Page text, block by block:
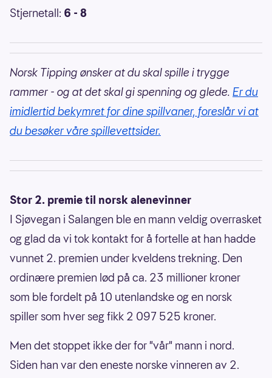
Stjernetall: 6 - 8
Norsk Tipping ønsker at du skal spille i trygge
rammer - og at det skal gi spenning og glede. Er du
imidlertid bekymret for dine spillvaner, foreslår vi at
du besøker våre spillevettsider.
Stor 2. premie til norsk alenevinner
I Sjøvegan i Salangen ble en mann veldig overrasket
og glad da vi tok kontakt for å fortelle at han hadde
vunnet 2. premien under kveldens trekning. Den
ordinære premien lød på ca. 23 millioner kroner
som ble fordelt på 10 utenlandske og en norsk
spiller som hver seg fikk 2 097 525 kroner.
Men det stoppet ikke der for "vår" mann i nord.
Siden han var den eneste norske vinneren av 2.